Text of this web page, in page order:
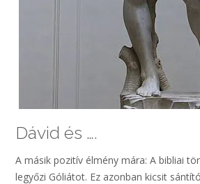
Dávid és ….
A másik pozitív élmény mára: A bibliai
legyőzi Góliátot. Ez azonban kicsit